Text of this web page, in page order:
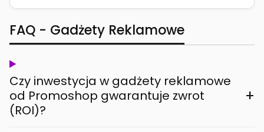
FAQ - Gadżety Reklamowe
Czy inwestycja w gadżety reklamowe
od Promoshop gwarantuje zwrot
(ROI)?
+